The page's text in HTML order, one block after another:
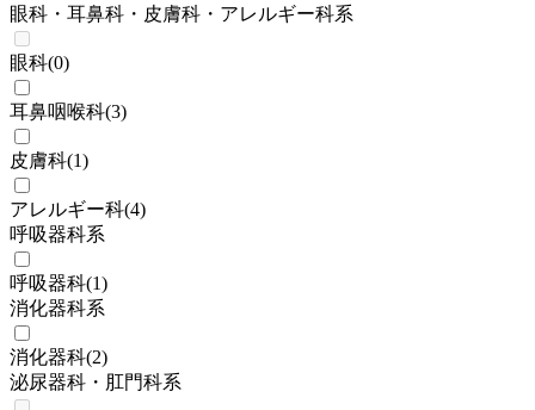
眼科・耳鼻科・皮膚科・アレルギー科系
眼科(0)
耳鼻咽喉科(3)
皮膚科(1)
アレルギー科(4)
呼吸器科系
呼吸器科(1)
消化器科系
消化器科(2)
泌尿器科・肛門科系